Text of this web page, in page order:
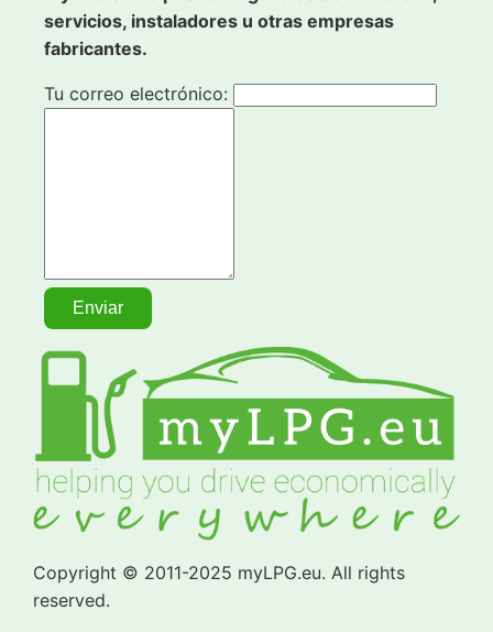
servicios, instaladores u otras empresas
fabricantes.
Tu correo electrónico:
Copyright © 2011-2025 myLPG.eu. All rights
reserved.